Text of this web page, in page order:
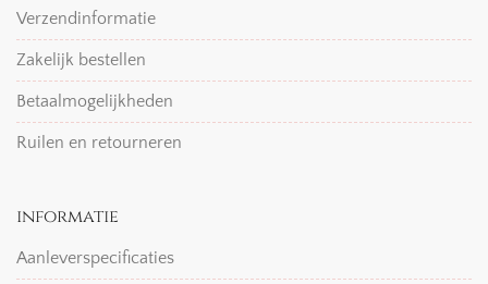
Verzendinformatie
Zakelijk bestellen
Betaalmogelijkheden
Ruilen en retourneren
informatie
Aanleverspecificaties